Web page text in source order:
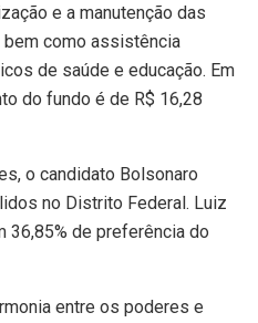
e a manutenção das
como assistência
de saúde e educação. Em
do fundo é de R$ 16,28
o candidato Bolsonaro
no Distrito Federal. Luiz
36,85% de preferência do
entre os poderes e